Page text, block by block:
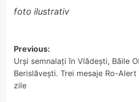
foto ilustrativ
Post
navigation
Previous:
Urși semnalați în Vlădești, Băile
Berislăvești. Trei mesaje Ro-
zile